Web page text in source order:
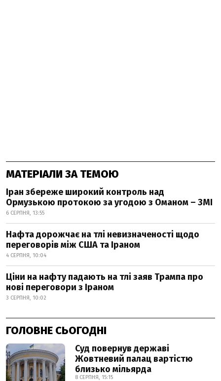
МАТЕРІАЛИ ЗА ТЕМОЮ
Іран збереже широкий контроль над
Ормузькою протокою за угодою з Оманом – ЗМІ
6 СЕРПНЯ, 13:55
Нафта дорожчає на тлі невизначеності щодо
переговорів між США та Іраном
4 СЕРПНЯ, 10:04
Ціни на нафту падають на тлі заяв Трампа про
нові переговори з Іраном
3 СЕРПНЯ, 10:02
ГОЛОВНЕ СЬОГОДНІ
Суд повернув державі
Жовтневий палац вартістю
близько мільярда
8 СЕРПНЯ, 15:15